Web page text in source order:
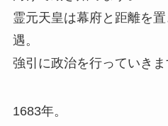
霊元天皇は幕府と距離を
遇。
強引に政治を行っていきま
1683年。